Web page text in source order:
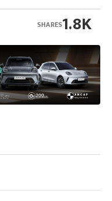
1.8K
SHARES